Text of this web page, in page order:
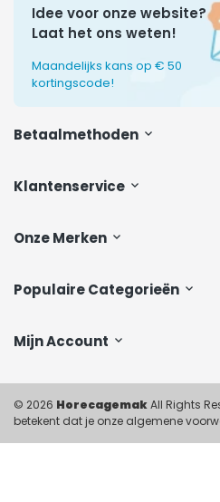
Klantenservice
Onze Merken
Populaire Categorieën
Mijn Account
Idee voor onze website?
Laat het ons weten!
Maandelijks kans op € 50
kortingscode!
Betaalmethoden
© 2026 HorecagemakAll Rights
betekent dat je onze algemene